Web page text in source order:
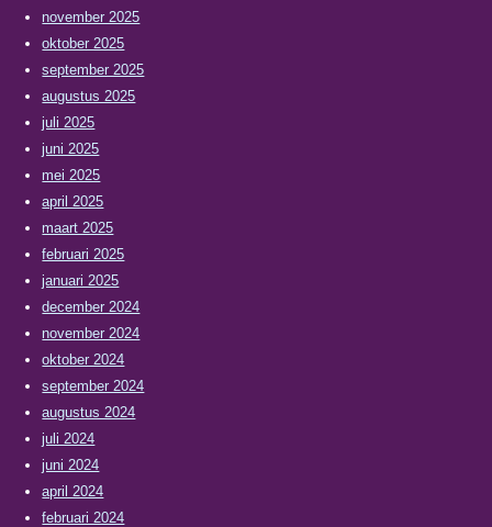
november 2025
oktober 2025
september 2025
augustus 2025
juli 2025
juni 2025
mei 2025
april 2025
maart 2025
februari 2025
januari 2025
december 2024
november 2024
oktober 2024
september 2024
augustus 2024
juli 2024
juni 2024
april 2024
februari 2024